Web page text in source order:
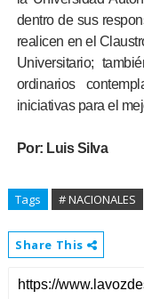
dentro de sus
realicen en el
Universitario;
ordinarios
iniciativas para el
Por: Luis Silva
Tags # NACIONALES
Share This